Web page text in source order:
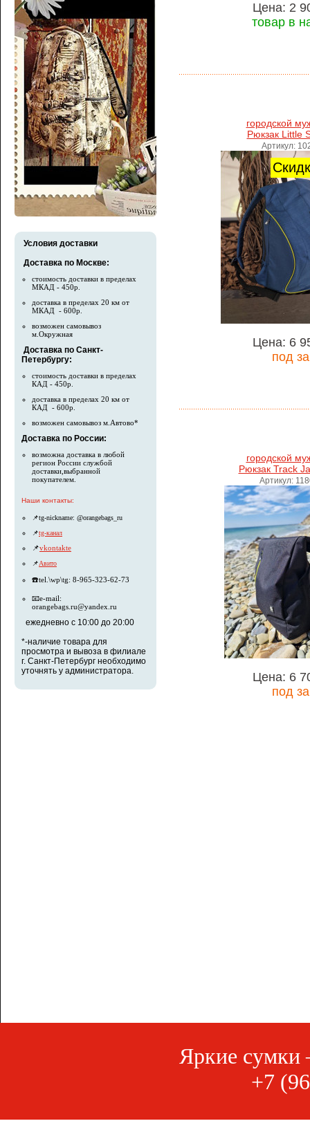
Условия доставки
Доставка по Москве:
стоимость доставки в пределах
МКАД - 450р.
доставка в пределах 20 км от
МКАД - 600р.
возможен самовывоз
м.Окружная
Доставка по Санкт-
Петербургу:
стоимость доставки в пределах
КАД - 450р.
доставка в пределах 20 км от
КАД - 600р.
возможен самовывоз м.Автово*
Доставка по России:
возможна доставка в любой
регион России службой
доставки,выбранной
покупателем.
Наши контакты:
📌tg-nickname: @orangebags_ru
📌tg-канал
📌vkontakte
📌Авито
☎️tel.\wp\tg: 8-965-323-62-73
📧e-mail:
orangebags.ru@yandex.ru
ежедневно с 10:00 до 20:00
*-наличие товара для
просмотра и вывоза в филиале
г. Санкт-Петербург необходимо
уточнять у администратора.
Цена: 2
товар в
городской
Рюкзак Little
Артикул:
Цена: 6
под
городской
Рюкзак Track
Артикул:
Цена: 6
под
Яркие
+7